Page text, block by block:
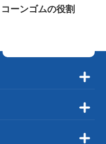
ーンゴムの役割


